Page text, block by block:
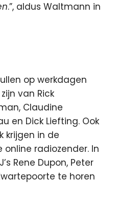
.”, aldus Waltmann in
op werkdagen
van Rick
Claudine
en Dick Liefting. Ook
krijgen in de
radiozender. In
Rene Dupon, Peter
te horen